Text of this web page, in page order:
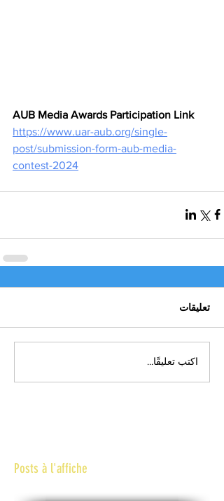
AUB Media Awards Participation Link
https://www.uar-aub.org/single-
post/submission-form-aub-media-
contest-2024
تعليقات
اكتب تعليقًا...
Posts à l'affiche